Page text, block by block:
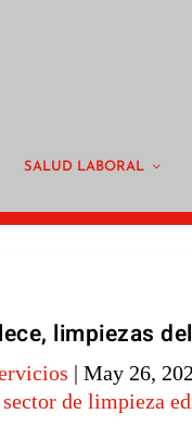
SALUD LABORAL
limpiezas
| May 26,
sector de limpieza